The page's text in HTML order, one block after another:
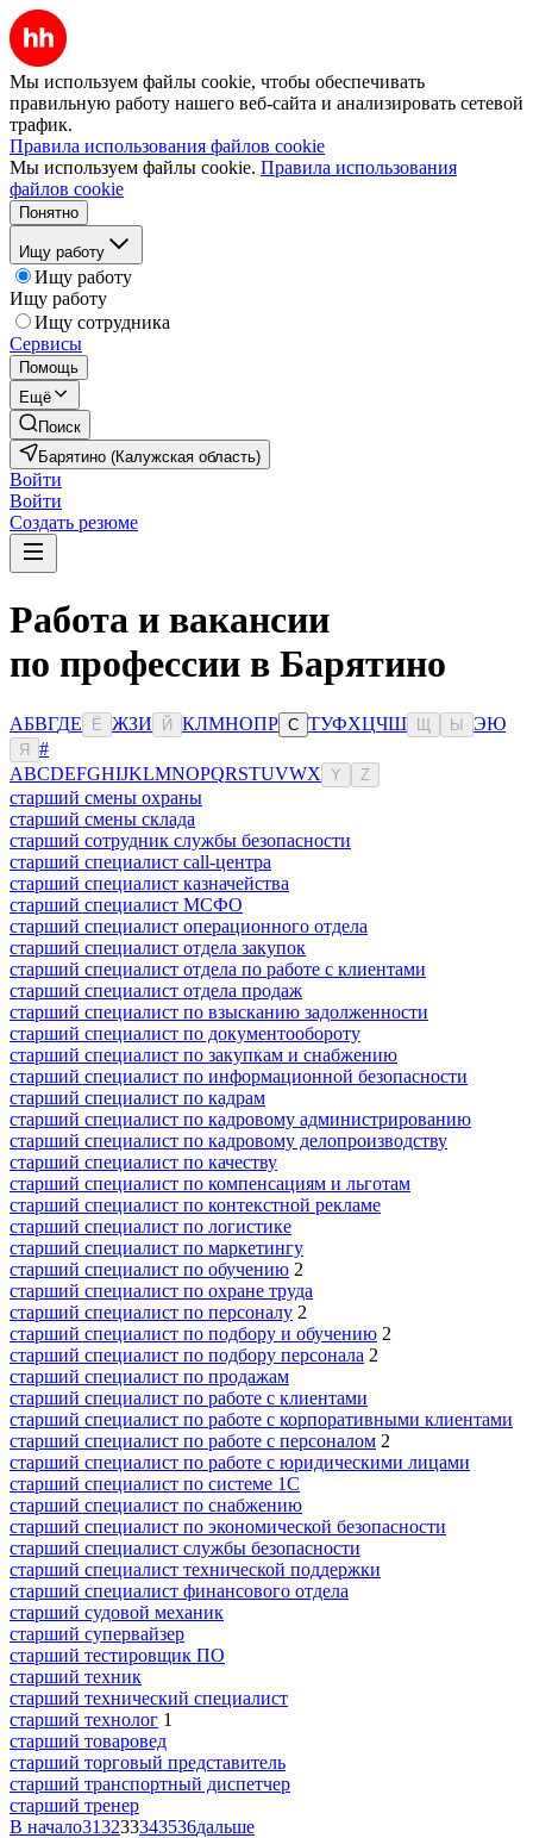
Мы используем файлы cookie, чтобы обеспечивать
правильную работу нашего веб-сайта и анализировать сетевой
трафик.
Правила использования файлов cookie
Мы используем файлы cookie. Правила использования
файлов cookie
Понятно
Ищу работу
Ищу работу
Ищу работу
Ищу сотрудника
Сервисы
Помощь
Ещё
Поиск
Барятино (Калужская область)
Войти
Войти
Создать резюме
Работа и вакансии
по профессии в Барятино
АБВГДЕ Ё ЖЗИ Й КЛМНОПР С ТУФХЦЧШ Ы ЭЮ
Я
#
ABCDEFGHIJKLMNOPQRSTUVWX Y Z
старший смены охраны
старший смены склада
старший сотрудник службы безопасности
старший специалист call-центра
старший специалист казначейства
старший специалист МСФО
старший специалист операционного отдела
старший специалист отдела закупок
старший специалист отдела по работе с клиентами
старший специалист отдела продаж
старший специалист по взысканию задолженности
старший специалист по документообороту
старший специалист по закупкам и снабжению
старший специалист по информационной безопасности
старший специалист по кадрам
старший специалист по кадровому администрированию
старший специалист по кадровому делопроизводству
старший специалист по качеству
старший специалист по компенсациям и льготам
старший специалист по контекстной рекламе
старший специалист по логистике
старший специалист по маркетингу
старший специалист по обучению 2
старший специалист по охране труда
старший специалист по персоналу 2
старший специалист по подбору и обучению 2
старший специалист по подбору персонала 2
старший специалист по продажам
старший специалист по работе с клиентами
старший специалист по работе с корпоративными клиентами
старший специалист по работе с персоналом 2
старший специалист по работе с юридическими лицами
старший специалист по системе 1С
старший специалист по снабжению
старший специалист по экономической безопасности
старший специалист службы безопасности
старший специалист технической поддержки
старший специалист финансового отдела
старший судовой механик
старший супервайзер
старший тестировщик ПО
старший техник
старший технический специалист
старший технолог 1
старший товаровед
старший торговый представитель
старший транспортный диспетчер
старший тренер
В начало313233343536дальше